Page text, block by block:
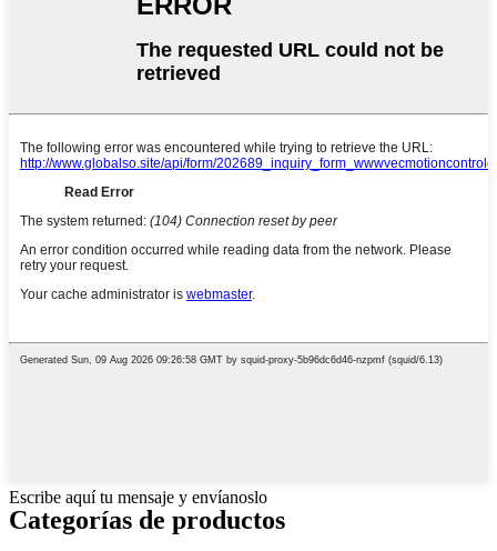
Escribe aquí tu mensaje y envíanoslo
Categorías de productos